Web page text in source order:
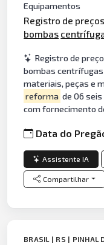
Equipamentos
Registro de
bombas
Registro de
bombas
materiais, peças e
reforma de 06
com fornecimento
Data do
Assistente IA
Compartilhar
BRASIL | RS | PINHAL